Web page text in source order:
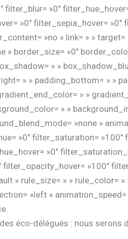
»0″
»0″ filter_sepia_hover= »0″
»no » link= » »
» border_size= »0″
» »
» » padding_bottom= » »
» »
» »
»none »
»0″ filter_saturation=
»0″
»100″
» rule_size= » » rule_color=
»left »
éco-délégués : nous